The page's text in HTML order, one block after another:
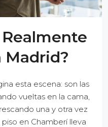
esta escena: son las
vueltas en la cama,
una y otra vez
en Chamberí lleva